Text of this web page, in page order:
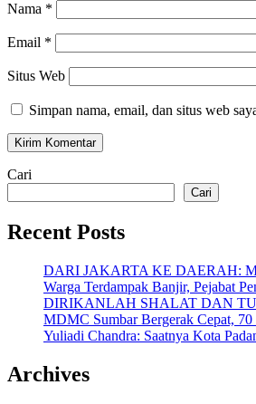
Nama *
Email *
Situs Web
Simpan nama, email, dan situs web
Cari
Cari
Recent Posts
DARI JAKARTA KE DAERAH:
Warga Terdampak Banjir, Pejabat
DIRIKANLAH SHALAT DAN
MDMC Sumbar Bergerak Cepat,
Yuliadi Chandra: Saatnya Kota
Archives